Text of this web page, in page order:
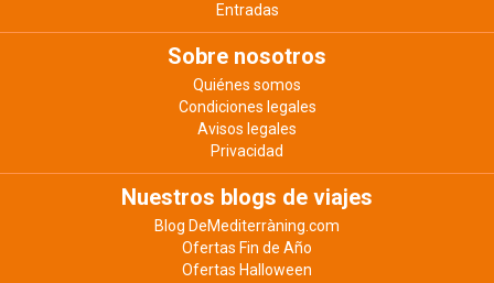
Entradas
Sobre nosotros
Quiénes somos
Condiciones legales
Avisos legales
Privacidad
Nuestros blogs de viajes
Blog DeMediterràning.com
Ofertas Fin de Año
Ofertas Halloween